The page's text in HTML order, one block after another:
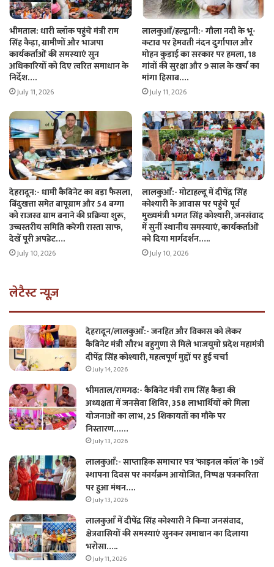
भीमताल: धारी ब्लॉक पहुंचे मंत्री राम
सिंह कैड़ा, ग्रामीणों और भाजपा
कार्यकर्ताओं की समस्याएं सुन
अधिकारियों को दिए त्वरित समाधान के
निर्देश….
July 11, 2026
लालकुआँ/हल्द्वानी:- गौला नदी के भू-
कटाव पर हेमवती नंदन दुर्गापाल और
मोहन कुड़ाई का सरकार पर हमला, 18
गांवों की सुरक्षा और 9 साल के खर्च का
मांगा हिसाब….
July 11, 2026
देहरादून:- धामी कैबिनेट का बड़ा फैसला,
बिंदुखत्ता समेत बापूग्राम और 54 बग्गा
को राजस्व ग्राम बनाने की प्रक्रिया शुरू,
उच्चस्तरीय समिति करेगी रास्ता साफ,
देखें पूरी अपडेट….
July 10, 2026
लालकुआँ:- मोटाहल्दू में दीपेंद्र सिंह
कोश्यारी के आवास पर पहुंचे पूर्व
मुख्यमंत्री भगत सिंह कोश्यारी, जनसंवाद
में सुनीं स्थानीय समस्याएं, कार्यकर्ताओं
को दिया मार्गदर्शन…..
July 10, 2026
लेटैस्ट न्यूज़
देहरादून/लालकुआँ:- जनहित और विकास को लेकर
कैबिनेट मंत्री सौरभ बहुगुणा से मिले भाजयुमो प्रदेश महामंत्री
दीपेंद्र सिंह कोश्यारी, महत्वपूर्ण मुद्दों पर हुई चर्चा
July 14, 2026
भीमताल/रामगढ़:- कैबिनेट मंत्री राम सिंह कैड़ा की
अध्यक्षता में जनसेवा शिविर, 358 लाभार्थियों को मिला
योजनाओं का लाभ, 25 शिकायतों का मौके पर
निस्तारण……
July 13, 2026
लालकुआँ:- साप्ताहिक समाचार पत्र ‘फाइनल कॉल’ के 19वें
स्थापना दिवस पर कार्यक्रम आयोजित, निष्पक्ष पत्रकारिता
पर हुआ मंथन….
July 13, 2026
लालकुआँ में दीपेंद्र सिंह कोश्यारी ने किया जनसंवाद,
क्षेत्रवासियों की समस्याएं सुनकर समाधान का दिलाया
भरोसा…..
July 11, 2026